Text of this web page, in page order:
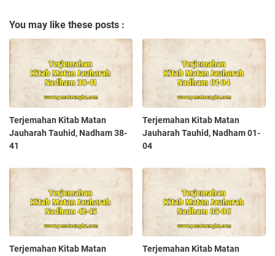
You may like these posts :
Terjemahan Kitab Matan
Jauharah Tauhid, Nadham 38-
41
Terjemahan Kitab Matan
Jauharah Tauhid, Nadham 01-
04
Terjemahan Kitab Matan
Terjemahan Kitab Matan